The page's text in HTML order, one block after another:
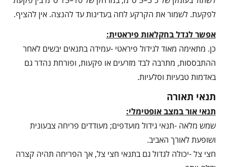
לפקעת. לשמור את הקרקע לחה בעדינות עד להנצה. אין להציף.
אפשר לגדל בחקלאות פיראטית:
כן. מתאימה מאוד לגידול פיראטי -עמידה בתנאים יבשים לאחר
ההתבססות, מתרבה לבד מזרעים או פקעות, ופורחת נהדר גם
באדמות טבעיות וסלעיות.
תנאי תאורה
תנאי אור במצב אופטימלי:
שמש מלאה -תנאי גידול מועדפים; מעודדים פריחה צבעונית
ושופעת לאורך האביב.
חצי צל -יכולה לגדול גם בתנאי חצי צל, אך הפריחה תהיה קצרה